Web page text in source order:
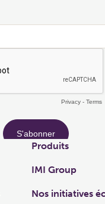
Produits
IMI Group
Nos initiatives